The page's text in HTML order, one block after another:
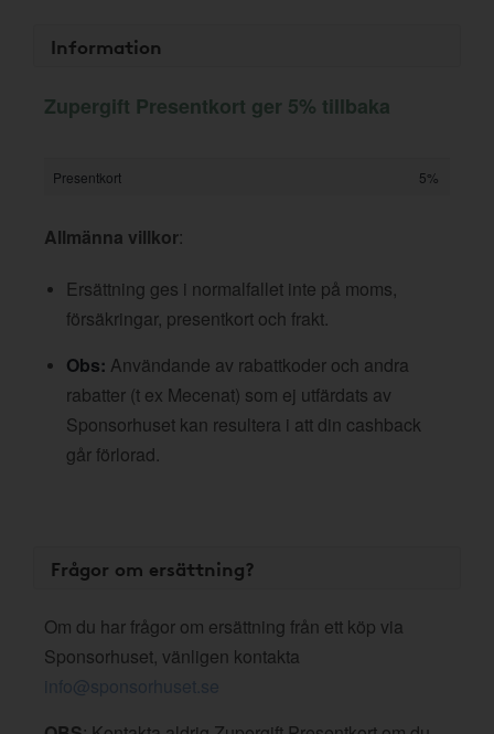
Information
Zupergift Presentkort ger 5% tillbaka
Presentkort 5%
Allmänna villkor:
Ersättning ges i normalfallet inte på moms,
försäkringar, presentkort och frakt.
Obs: Användande av rabattkoder och andra
rabatter (t ex Mecenat) som ej utfärdats av
Sponsorhuset kan resultera i att din cashback
går förlorad.
Frågor om ersättning?
Om du har frågor om ersättning från ett köp via
Sponsorhuset, vänligen kontakta
info@sponsorhuset.se